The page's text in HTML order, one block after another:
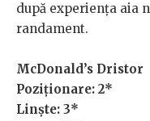
după experiența aia
randament.
McDonald’s Dristor
Poziționare: 2*
Linște: 3*